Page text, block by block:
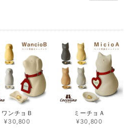
ワンチョＢ
¥30,800
ミーチョＡ
¥30,800